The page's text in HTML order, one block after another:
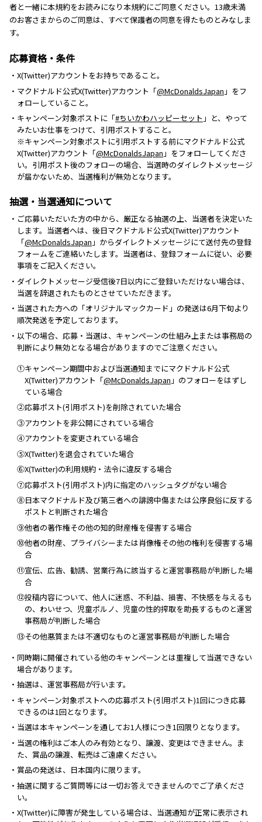
者と一緒に本規約をお読みになり本規約にご同意ください。13歳未満
のお客さまからのご同意は、すべて保護者の同意を得たものとみなしま
す。
応募資格・条件
・X(Twitter)アカウントをお持ちであること。
・マクドナルド公式X(Twitter)アカウント「@McDonaldsJapan 」をフ
ォローしていること。
・キャンペーン対象ポストに「#ちいかわハッピーセット 」と、やって
みたいお仕事をつけて、引用ポストすること。
※キャンペーン対象ポストに引用ポストする前にマクドナルド公式
X(Twitter)アカウント「@McDonaldsJapan 」をフォローしてくださ
い。引用ポスト後のフォローの場合、当選時のダイレクトメッセージ
が届かないため、当選権利が無効となります。
抽選・当選通知について
・ご応募いただいた方の中から、厳正なる抽選の上、当選者を決定いた
します。当選者へは、後日マクドナルド公式X(Twitter)アカウント
「@McDonaldsJapan 」からダイレクトメッセージにて送付先の登録
フォームをご連絡いたします。当選者は、登録フォームに従い、必要
事項をご記入ください。
・ダイレクトメッセージ受信後7日以内にご登録いただけない場合は、
当選を辞退されたものとさせていただきます。
・当選された方への「オリジナルマックカード」の発送は6月下旬より
順次発送を予定しております。
・以下の場合、応募・当選は、キャンペーンの仕組み上または事務局の
判断により無効となる場合がありますのでご注意ください。
①キャンペーン期間中および当選通知までにマクドナルド公式
X(Twitter)アカウント「@McDonaldsJapan 」のフォローをはずし
ている場合
②応募ポスト(引用ポスト)を削除されていた場合
③アカウントを非公開にされている場合
④アカウントを変更されている場合
⑤X(Twitter)を退会されていた場合
⑥X(Twitter)の利用規約・法令に違反する場合
⑦応募ポスト(引用ポスト)内に指定のハッシュタグがない場合
⑧日本マクドナルド及び第三者への誹謗中傷または公序良俗に反する
ポストと判断された場合
⑨他者の著作権その他の知的財産権を侵害する場合
⑩他者の財産、プライバシーまたは肖像権その他の権利を侵害する場
合
⑪宣伝、広告、勧誘、営業行為に該当すると運営事務局が判断した場
合
⑫投稿内容について、他人に迷惑、不利益、損害、不快感を与えるも
の、わいせつ、児童ポルノ、児童の性的搾取を助長するものと運営
事務局が判断した場合
⑬その他悪質または不適切なものと運営事務局が判断した場合
・同時期に開催されている他のキャンペーンとは重複して当選できない
場合があります。
・抽選は、運営事務局が行います。
・キャンペーン対象ポストへの応募ポスト(引用ポスト)1回につき応募
できるのは1回となります。
・当選は本キャンペーンを通してお1人様につき1回限りとなります。
・当選の権利はご本人のみ有効となり、譲渡、変更はできません。ま
た、賞品の譲渡、転売はご遠慮ください。
・賞品の発送は、日本国内に限ります。
・抽選に関するご質問等には一切お答えできませんのでご了承くださ
い。
・X(Twitter)に障害が発生している場合は、当選通知が正常に表示され